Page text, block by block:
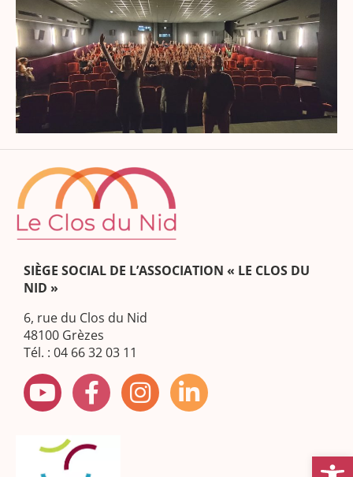
Ouvrir
SIÈGE SOCIAL DE L’ASSOCIATION « LE CLOS DU
NID »
6, rue du Clos du Nid
48100 Grèzes
Tél. : 04 66 32 03 11